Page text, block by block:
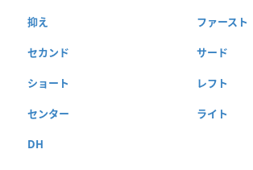
抑え ファースト
セカンド サード
ショート レフト
センター ライト
DH